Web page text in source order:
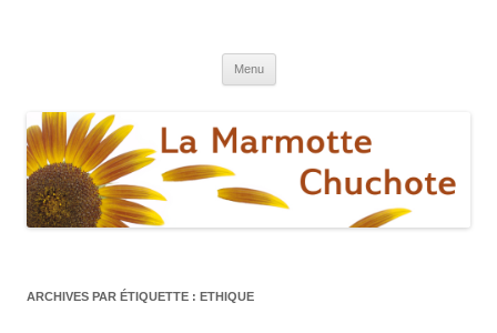
Menu
ARCHIVES PAR ÉTIQUETTE : ETHIQUE